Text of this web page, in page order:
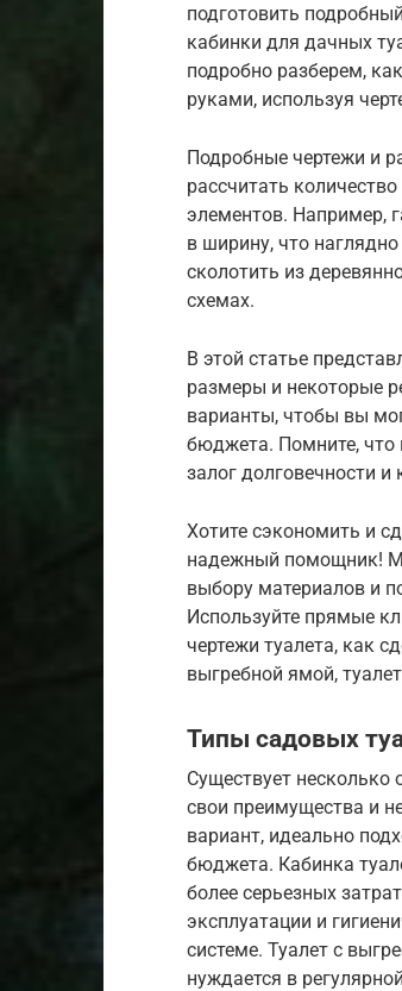
подготовить
кабинки для дачных
подробно разберем,
руками, используя
Подробные чертежи и
рассчитать
элементов. Например,
в ширину, что
сколотить из
схемах.
В этой статье
размеры и некоторые
варианты, чтобы вы
бюджета. Помните, что
залог долговечности
Хотите сэкономить и
надежный помощник!
выбору материалов и
Используйте прямые
чертежи туалета, как
выгребной ямой,
Типы садовых
Существует
свои преимущества и
вариант, идеально
бюджета. Кабинка
более серьезных
эксплуатации и
системе. Туалет с
нуждается в